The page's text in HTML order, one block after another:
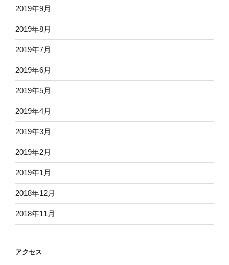
2019年9月
2019年8月
2019年7月
2019年6月
2019年5月
2019年4月
2019年3月
2019年2月
2019年1月
2018年12月
2018年11月
アクセス